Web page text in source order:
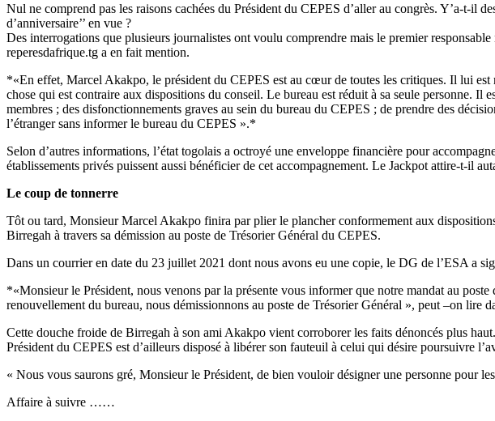
Nul ne comprend pas les raisons cachées du Président du CEPES d’aller au congrès. Y’a-t-il
d’anniversaire’’ en vue ?
Des interrogations que plusieurs journalistes ont voulu comprendre mais le premier
reperesdafrique.tg a en fait mention.
*«En effet, Marcel Akakpo, le président du CEPES est au cœur de toutes les critiques. Il lui est
chose qui est contraire aux dispositions du conseil. Le bureau est réduit à sa seule personne. Il
membres ; des disfonctionnements graves au sein du bureau du CEPES ; de prendre des
l’étranger sans informer le bureau du CEPES ».*
Selon d’autres informations, l’état togolais a octroyé une enveloppe financière pour
établissements privés puissent aussi bénéficier de cet accompagnement. Le Jackpot attire-t-il
Le coup de tonnerre
Tôt ou tard, Monsieur Marcel Akakpo finira par plier le plancher conformement aux
Birregah à travers sa démission au poste de Trésorier Général du CEPES.
Dans un courrier en date du 23 juillet 2021 dont nous avons eu une copie, le DG de l’ESA a
*«Monsieur le Président, nous venons par la présente vous informer que notre mandat au
renouvellement du bureau, nous démissionnons au poste de Trésorier Général », peut –on lire
Cette douche froide de Birregah à son ami Akakpo vient corroborer les faits dénoncés plus
Président du CEPES est d’ailleurs disposé à libérer son fauteuil à celui qui désire poursuivre
« Nous vous saurons gré, Monsieur le Président, de bien vouloir désigner une personne pour
Affaire à suivre ……